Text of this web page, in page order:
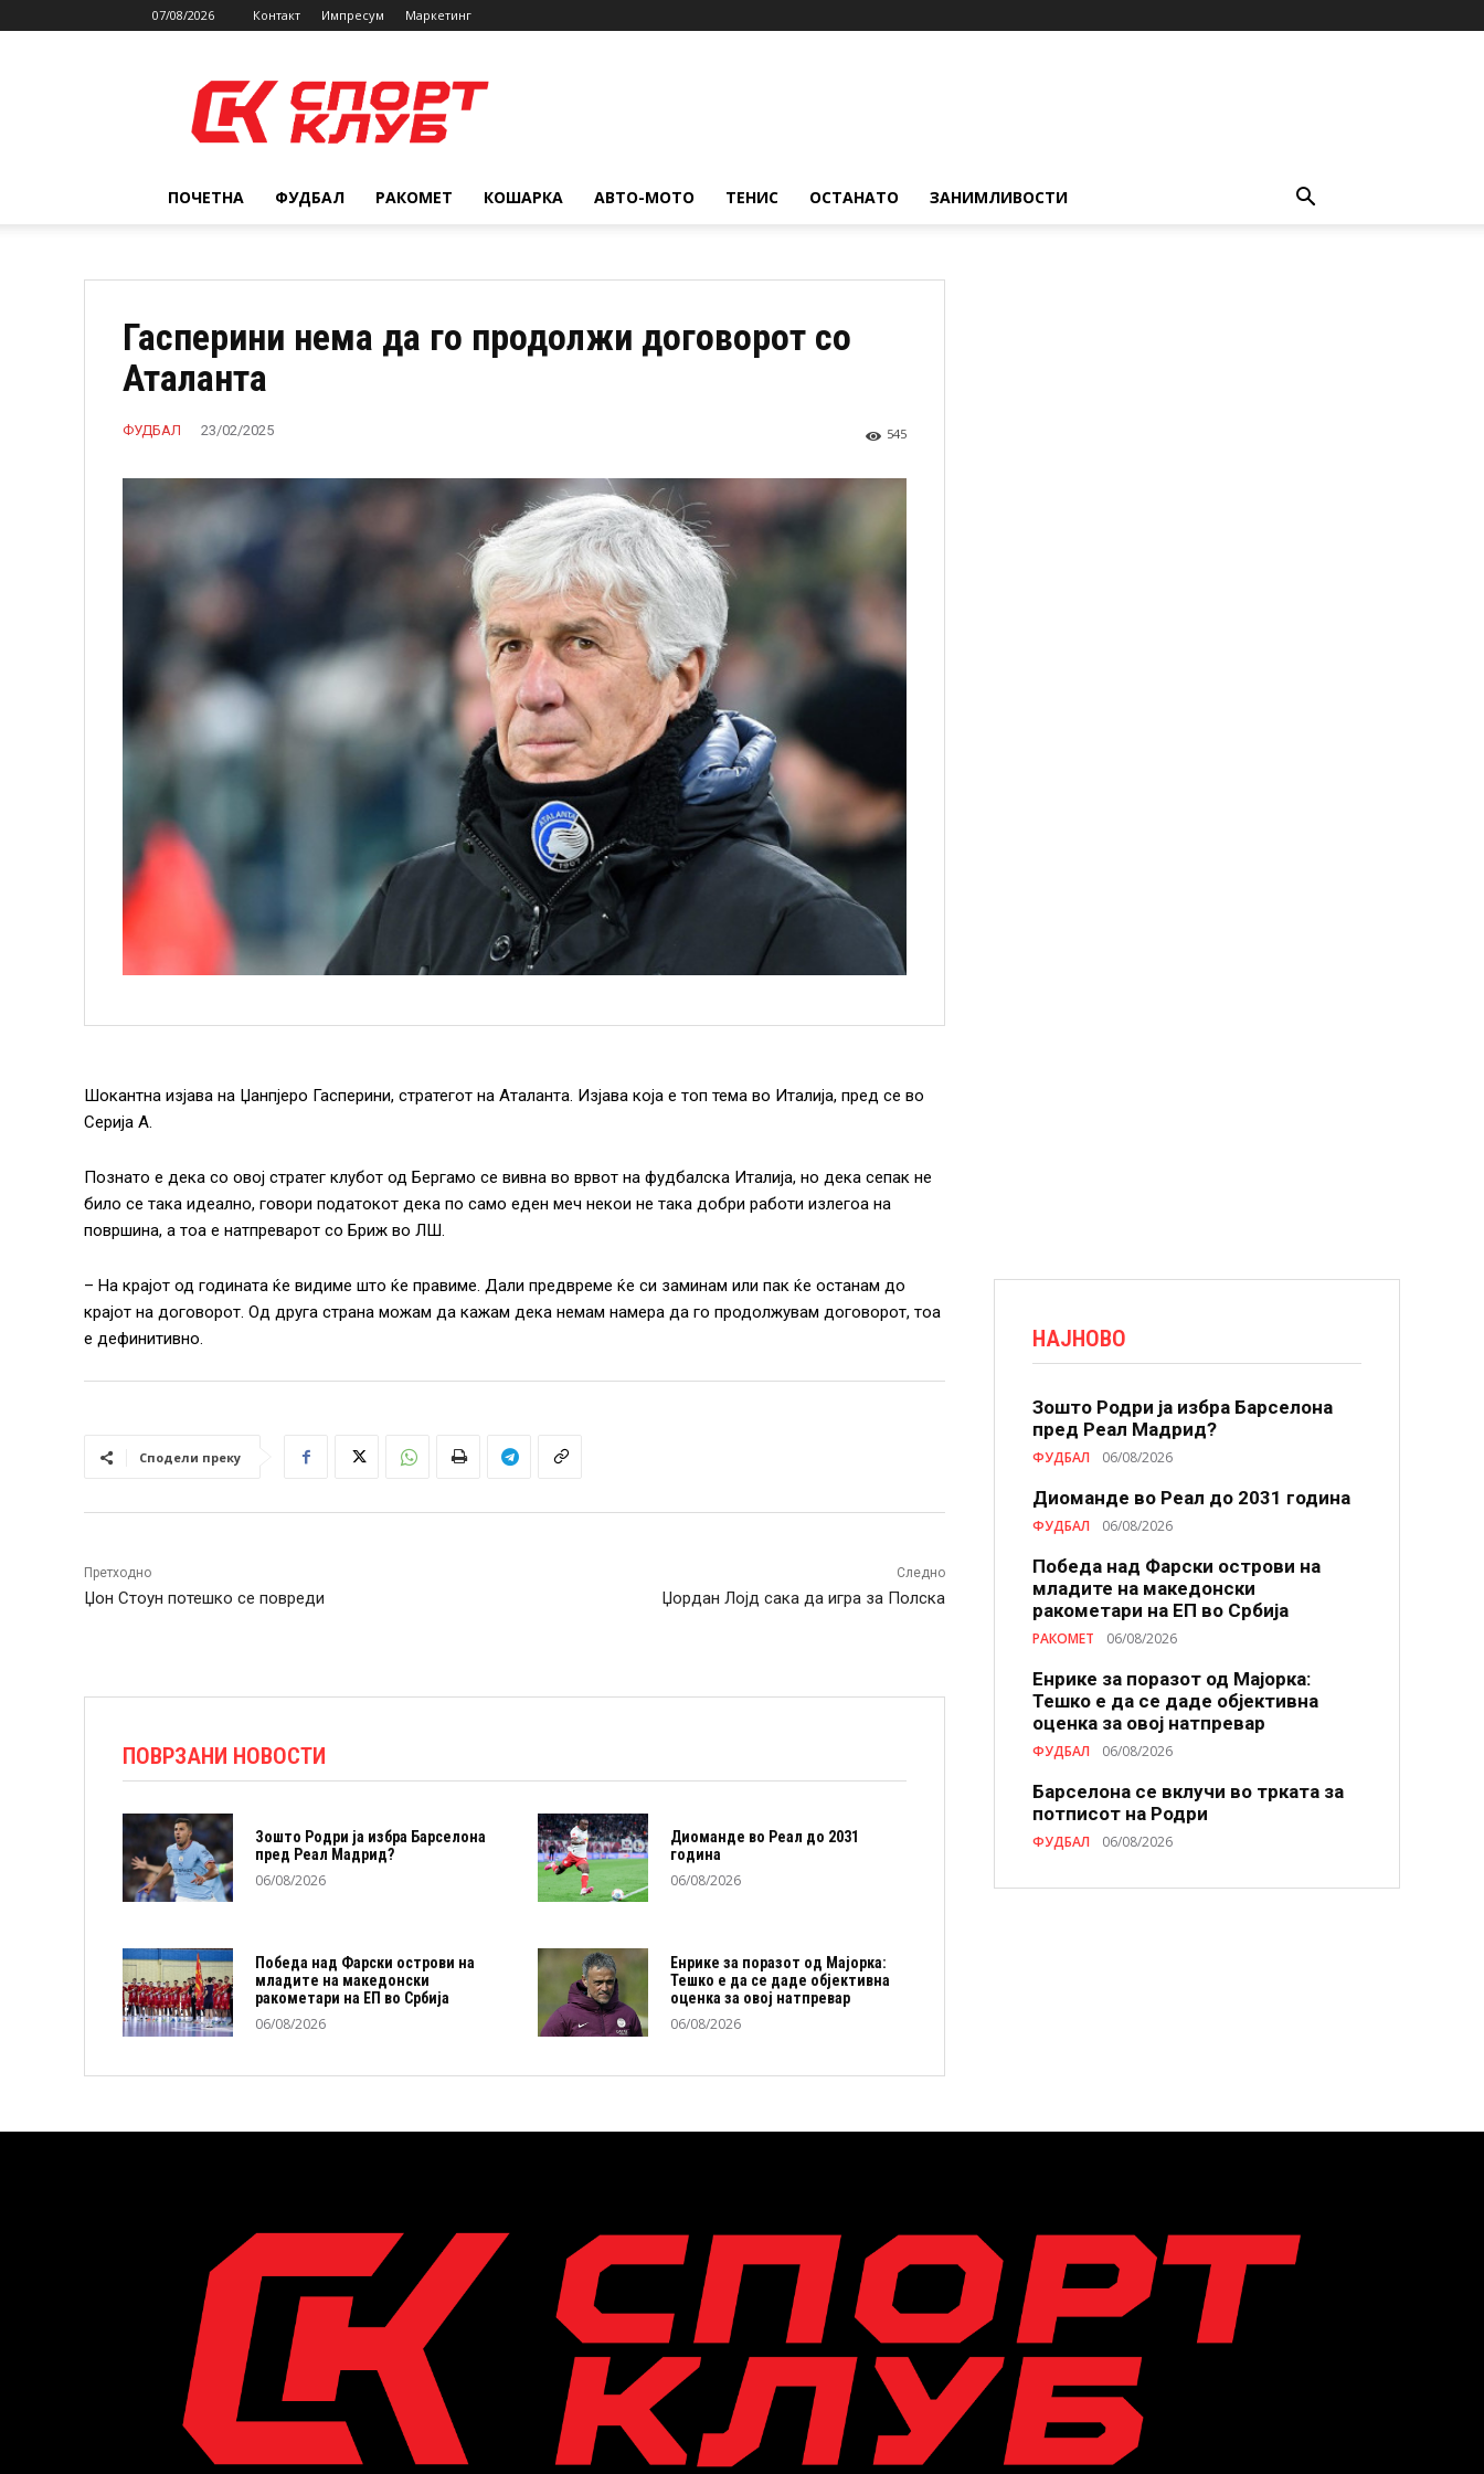
07/08/2026 Контакт Импресум Маркетинг
ПОЧЕТНА ФУДБАЛ РАКОМЕТ КОШАРКА АВТО-МОТО ТЕНИС ОСТАНАТО ЗАНИМЛИВОСТИ
Гасперини нема да го продолжи договорот со
Аталанта
ФУДБАЛ 23/02/2025 545
Шокантна изјава на Џанпјеро Гасперини, стратегот на Аталанта. Изјава која е топ тема во Италија, пред се во
Серија А.
Познато е дека со овој стратег клубот од Бергамо се вивна во врвот на фудбалска Италија, но дека сепак не
било се така идеално, говори податокот дека по само еден меч некои не така добри работи излегоа на
површина, а тоа е натпреварот со Бриж во ЛШ.
– На крајот од годината ќе видиме што ќе правиме. Дали предвреме ќе си заминам или пак ќе останам до
крајот на договорот. Од друга страна можам да кажам дека немам намера да го продолжувам договорот, тоа
е дефинитивно.
Сподели преку
Претходно
Џон Стоун потешко се повреди
Следно
Џордан Лојд сака да игра за Полска
ПОВРЗАНИ НОВОСТИ
Зошто Родри ја избра Барселона
пред Реал Мадрид?
06/08/2026
Диоманде во Реал до 2031
година
06/08/2026
Победа над Фарски острови на
младите на македонски
ракометари на ЕП во Србија
06/08/2026
Енрике за поразот од Мајорка:
Тешко е да се даде објективна
оценка за овој натпревар
06/08/2026
НАЈНОВО
Зошто Родри ја избра Барселона
пред Реал Мадрид?
ФУДБАЛ 06/08/2026
Диоманде во Реал до 2031 година
ФУДБАЛ 06/08/2026
Победа над Фарски острови на
младите на македонски
ракометари на ЕП во Србија
РАКОМЕТ 06/08/2026
Енрике за поразот од Мајорка:
Тешко е да се даде објективна
оценка за овој натпревар
ФУДБАЛ 06/08/2026
Барселона се вклучи во трката за
потписот на Родри
ФУДБАЛ 06/08/2026